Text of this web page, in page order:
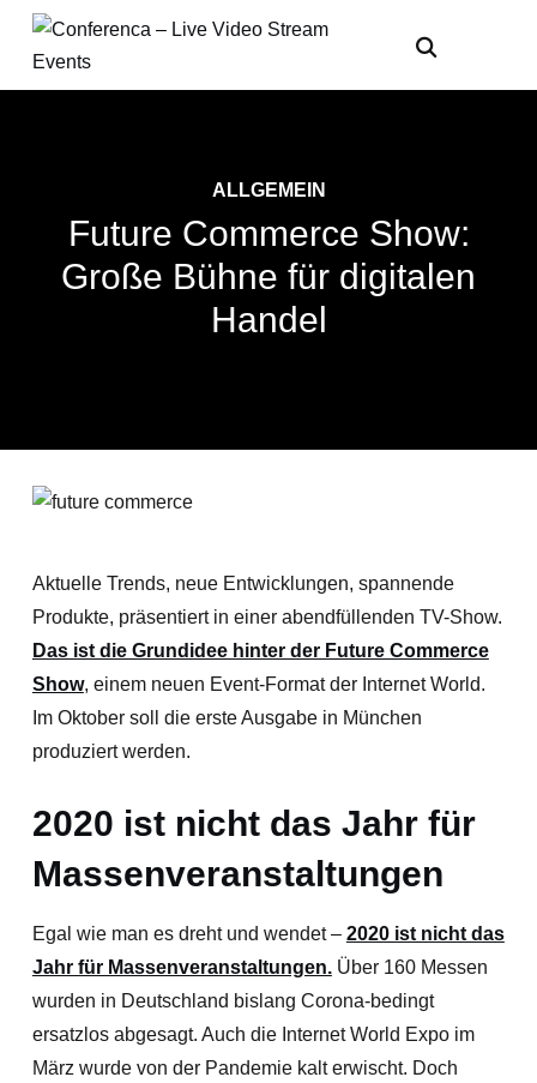
ALLGEMEIN
Future Commerce Show:
Große Bühne für digitalen
Handel
Aktuelle Trends, neue Entwicklungen, spannende
Produkte, präsentiert in einer abendfüllenden TV-Show.
Das ist die Grundidee hinter der Future Commerce
Show, einem neuen Event-Format der Internet World.
Im Oktober soll die erste Ausgabe in München
produziert werden.
2020 ist nicht das Jahr für
Massenveranstaltungen
Egal wie man es dreht und wendet – 2020 ist nicht das
Jahr für Massenveranstaltungen.Über 160 Messen
wurden in Deutschland bislang Corona-bedingt
ersatzlos abgesagt. Auch die Internet World Expo im
März wurde von der Pandemie kalt erwischt. Doch